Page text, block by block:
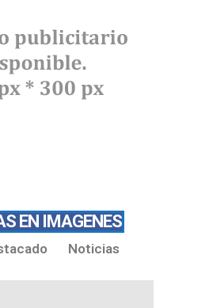
EN IMAGENES
Noticias